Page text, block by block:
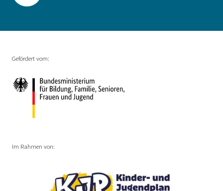
Gefördert vom:
Im Rahmen von: